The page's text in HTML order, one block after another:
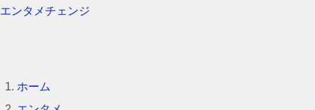
エンタメチェンジ
ホーム